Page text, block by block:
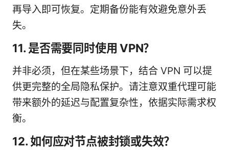
再导入即可恢复。定期备份能有效避免意外丢
失。
11. 是否需要同时使用 VPN？
并非必须，但在某些场景下，结合 VPN 可以提
供更完整的全局隐私保护。请注意双重代理可能
带来额外的延迟与配置复杂性，依据实际需求权
衡。
12. 如何应对节点被封锁或失效？